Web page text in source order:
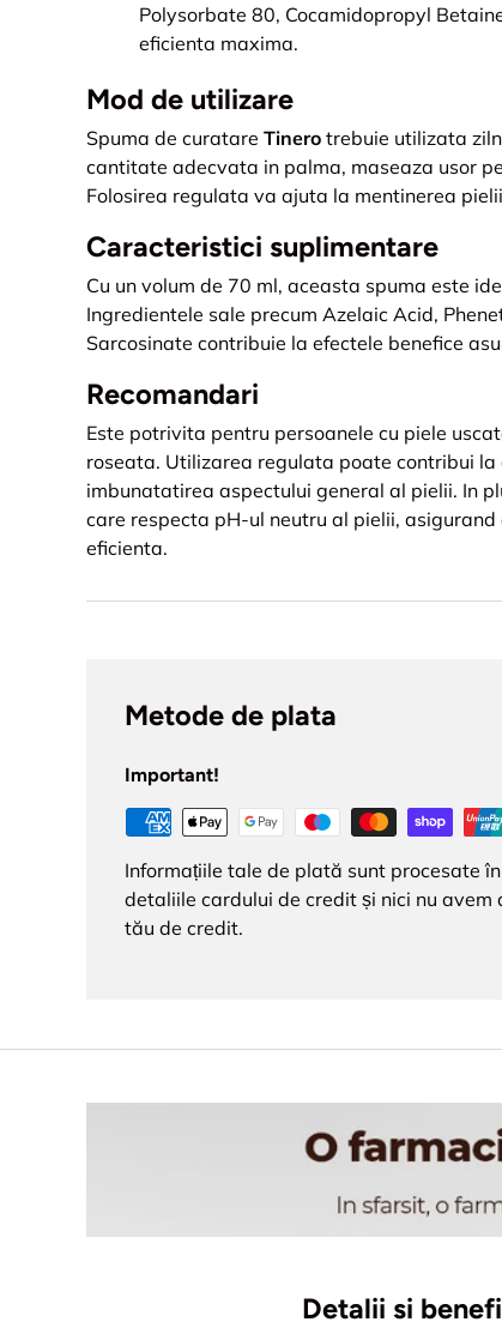
Polysorbate 80, Cocamidopropyl
eficienta maxima.
Mod de utilizare
Spuma de curatare Tinero trebuie utilizata
cantitate adecvata in palma, maseaza usor
Folosirea regulata va ajuta la mentinerea
Caracteristici suplimentare
Cu un volum de 70 ml, aceasta spuma este
Ingredientele sale precum Azelaic Acid,
Sarcosinate contribuie la efectele benefice
Recomandari
Este potrivita pentru persoanele cu piele
roseata. Utilizarea regulata poate contribui
imbunatatirea aspectului general al pielii. In
care respecta pH-ul neutru al pielii,
eficienta.
Metode de plata
Important!
Informațiile tale de plată sunt procesate
detaliile cardului de credit și nici nu avem
tău de credit.
Detalii si